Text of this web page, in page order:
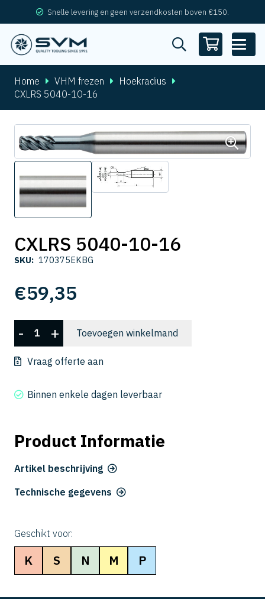
Snelle levering en geen verzendkosten boven €150.
Home VHM frezen
Hoekradius
CXLRS 5040-10-16
CXLRS 5040-10-16
SKU: 170375EKBG
€59,35
CXLRS
5040-
10-
aantal
- + Toevoegen winkelmand
Vraag offerte aan
Binnen enkele dagen leverbaar
Product Informatie
Artikel beschrijving
Technische gegevens
Geschikt voor:
K S N M P